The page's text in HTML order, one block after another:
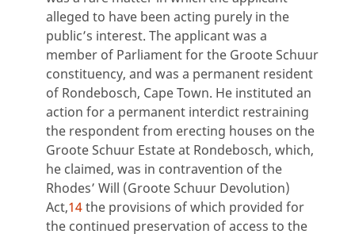
alleged to have been acting purely in the
public’s interest. The applicant was a
member of Parliament for the Groote Schuur
constituency, and was a permanent resident
of Rondebosch, Cape Town. He instituted an
action for a permanent interdict restraining
the respondent from erecting houses on the
Groote Schuur Estate at Rondebosch, which,
he claimed, was in contravention of the
Rhodes’ Will (Groote Schuur Devolution)
Act,14the provisions of which provided for
the continued preservation of access to the